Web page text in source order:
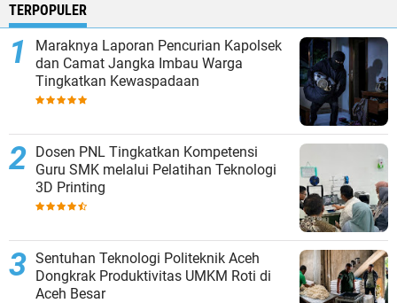
TERPOPULER
Maraknya Laporan Pencurian Kapolsek
dan Camat Jangka Imbau Warga
Tingkatkan Kewaspadaan
Dosen PNL Tingkatkan Kompetensi
Guru SMK melalui Pelatihan Teknologi
3D Printing
Sentuhan Teknologi Politeknik Aceh
Dongkrak Produktivitas UMKM Roti di
Aceh Besar